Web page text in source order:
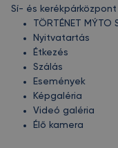
Sí- és kerékpárközpont
TÖRTÉNET MÝTO
Nyitvatartás
Étkezés
Szálás
Események
Képgaléria
Videó galéria
Élő kamera